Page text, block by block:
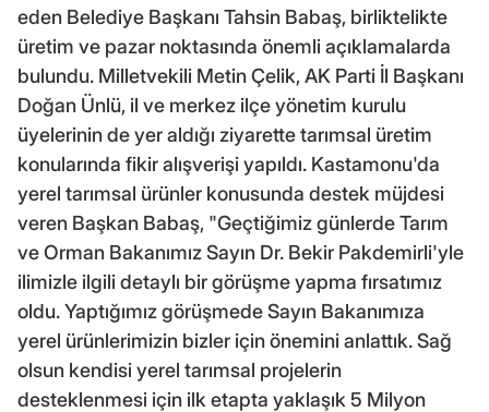
eden Belediye Başkanı Tahsin Babaş, birliktelikte
üretim ve pazar noktasında önemli açıklamalarda
bulundu. Milletvekili Metin Çelik, AK Parti İl Başkanı
Doğan Ünlü, il ve merkez ilçe yönetim kurulu
üyelerinin de yer aldığı ziyarette tarımsal üretim
konularında fikir alışverişi yapıldı. Kastamonu'da
yerel tarımsal ürünler konusunda destek müjdesi
veren Başkan Babaş, "Geçtiğimiz günlerde Tarım
ve Orman Bakanımız Sayın Dr. Bekir Pakdemirli'yle
ilimizle ilgili detaylı bir görüşme yapma fırsatımız
oldu. Yaptığımız görüşmede Sayın Bakanımıza
yerel ürünlerimizin bizler için önemini anlattık. Sağ
olsun kendisi yerel tarımsal projelerin
desteklenmesi için ilk etapta yaklaşık 5 Milyon